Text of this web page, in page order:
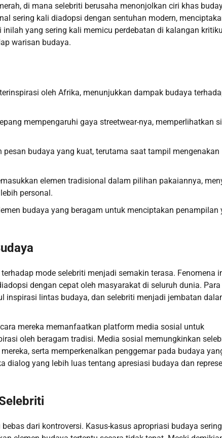
di mana selebriti berusaha menonjolkan ciri khas
sering kali diadopsi dengan sentuhan modern,
yang sering kali memicu perdebatan di kalangan
warisan budaya.
oleh Afrika, menunjukkan dampak budaya
mempengaruhi gaya streetwear-nya, memperlihatkan
budaya yang kuat, terutama saat tampil mengenakan
elemen tradisional dalam pilihan pakaiannya,
personal.
budaya yang beragam untuk menciptakan penampilan
mode selebriti menjadi semakin terasa. Fenomena
dengan cepat oleh masyarakat di seluruh dunia. Para
inspirasi lintas budaya, dan selebriti menjadi jembatan
mereka memanfaatkan platform media sosial untuk
oleh beragam tradisi. Media sosial memungkinkan
serta memperkenalkan penggemar pada budaya
dialog yang lebih luas tentang apresiasi budaya dan
dari kontroversi. Kasus-kasus apropriasi budaya